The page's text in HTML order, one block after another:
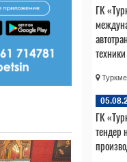
ГК
ГК
тендер